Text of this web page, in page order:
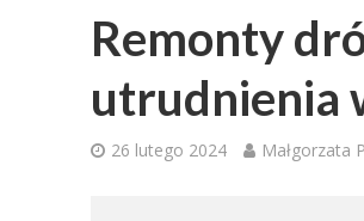
Remonty
utrudnienia
26 lutego 2024 Małgorzata